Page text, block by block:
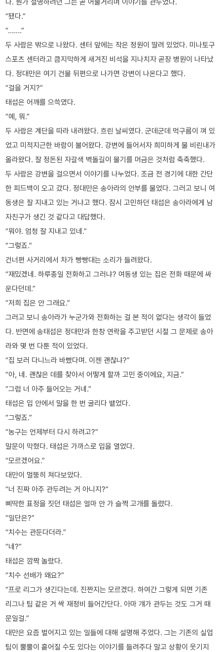
다. 뭔가 설명하려던 그는 곧 어물거리며 이야기를 관두었다.
“됐다.”
“…….”
두 사람은 밖으로 나왔다. 센터 앞에는 작은 정원이 딸려 있었다. 미나토구
스포츠 센터라고 큼지막하게 새겨진 비석을 지나치자 곧장 병원이 나타났
다. 정대만은 여기 건물 뒤편으로 나가면 강변이 나온다고 했다.
“걸을 거지?”
태섭은 어깨를 으쓱였다.
“예, 뭐.”
두 사람은 계단을 따라 내려왔다. 흐린 날씨였다. 군데군데 먹구름이 껴 있
었고 미적지근한 바람이 불어왔다. 강변에 들어서자 희미하게 물 비린내가
올라왔다. 잘 정돈된 자갈색 벽돌길이 물기를 머금은 것처럼 축축했다.
두 사람은 강변을 걸으면서 이야기를 나누었다. 조금 전 경기에 대한 간단
한 피드백이 오고 갔다. 정대만은 송아라의 안부를 물었다. 그러고 보니 여
동생은 잘 지내고 있는 거냐고 했다. 잠시 고민하던 태섭은 송아라에게 남
자친구가 생긴 것 같다고 대답했다.
“뭐야. 엄청 잘 지내고 있네.”
“그렇죠.”
건너편 사거리에서 차가 빵빵대는 소리가 들려왔다.
“재밌겠네. 하루종일 전화하고 그러냐? 여동생 있는 집은 전화 때문에 싸
운다던데.”
“저희 집은 안 그래요.”
그러고 보니 송아라가 누군가와 전화하는 걸 본 적이 없다는 생각이 들었
다. 반면에 송태섭은 정대만과 한창 연락을 주고받던 시절 그 문제로 송아
라와 몇 번 다툰 적이 있었다.
“집 보러 다니느라 바빴다며. 이젠 괜찮냐?”
“아, 네. 괜찮은 데를 찾아서 어떻게 할까 고민 중이에요, 지금.”
“그럼 너 아주 들어오는 거네.”
태섭은 입 안에서 말을 한 번 굴리다 뱉었다.
“그렇죠.”
“농구는 언제부터 다시 하려고?”
말문이 막혔다. 태섭은 가까스로 입을 열었다.
“모르겠어요.”
대만이 멀뚱히 쳐다보았다.
“너 진짜 아주 관두려는 거 아니지?”
삐딱한 표정을 짓던 태섭은 얼마 안 가 슬쩍 고개를 돌렸다.
“일단은?”
“치수는 관둔다더라.”
“네?”
태섭은 깜짝 놀랐다.
“치수 선배가 왜요?”
“프로 리그가 생긴다는데. 진짠지는 모르겠다. 하여간 그렇게 되면 기존
리그나 팀 같은 거 싹 재정비 들어간단다. 아마 걔가 관두는 것도 그거 때
문일걸.”
대만은 요즘 벌어지고 있는 일들에 대해 설명해 주었다. 그는 기존의 실업
팀이 뿔뿔이 흩어질 수도 있다는 이야기를 들려주다 말고 상황이 웃기지